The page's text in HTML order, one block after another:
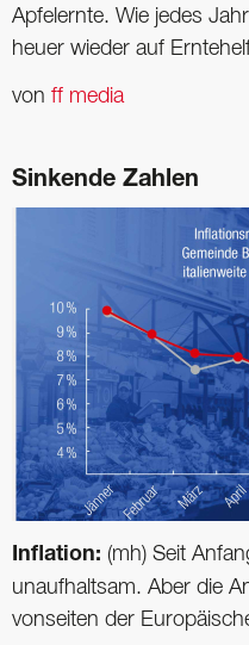
Apfelernte. Wie jedes
heuer wieder auf
von ff media
Sinkende Zahlen
Inflation: (mh) Seit
unaufhaltsam. Aber die
vonseiten der